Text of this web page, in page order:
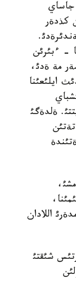
جاساي
كذدةر
- ءبئرئن
مة ةدئ،
ايلئعئنا
ةلدةگئ
ةمشئ،
اللادان
شئقتئ